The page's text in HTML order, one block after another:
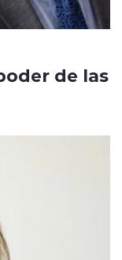
de las